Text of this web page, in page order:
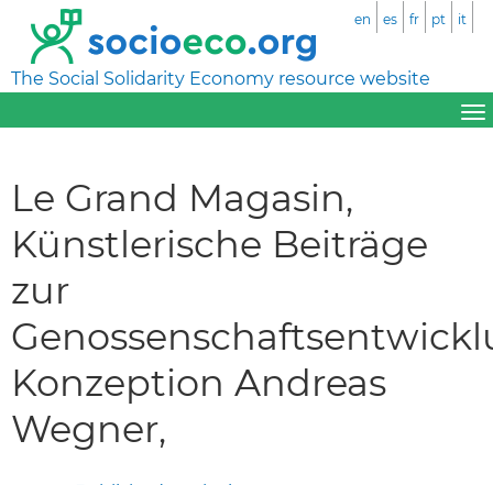
The Social Solidarity Economy resource website
en es fr pt it
Le Grand Magasin,
Künstlerische Beiträge
zur
Konzeption Andreas
Wegner,